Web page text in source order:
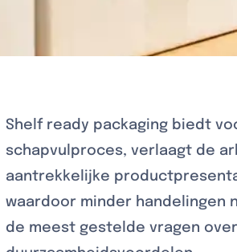
Shelf ready packaging biedt
schapvulproces, verlaagt de
aantrekkelijke
waardoor minder handelingen
de meest gestelde vragen